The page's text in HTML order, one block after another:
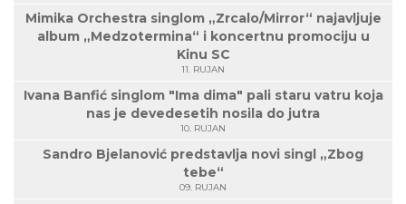
Mimika Orchestra singlom „Zrcalo/Mirror“ najavljuje
album „Medzotermina“ i koncertnu promociju u
Kinu SC
11. RUJAN
Ivana Banfić singlom "Ima dima" pali staru vatru koja
nas je devedesetih nosila do jutra
10. RUJAN
Sandro Bjelanović predstavlja novi singl „Zbog
tebe“
09. RUJAN